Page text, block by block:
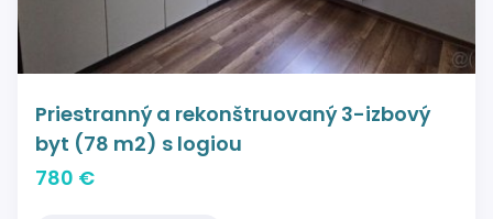
Priestranný a rekonštruovaný 3-izbový
byt (78 m2) s logiou
780 €